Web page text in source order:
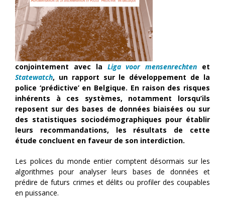
conjointement avec la Liga voor mensenrechten et
Statewatch, un rapport sur le développement de la
police ‘prédictive’ en Belgique. En raison des risques
inhérents à ces systèmes, notamment lorsqu’ils
reposent sur des bases de données biaisées ou sur
des statistiques sociodémographiques pour établir
leurs recommandations, les résultats de cette
étude concluent en faveur de son interdiction.
Les polices du monde entier comptent désormais sur les
algorithmes pour analyser leurs bases de données et
prédire de futurs crimes et délits ou profiler des coupables
en puissance.